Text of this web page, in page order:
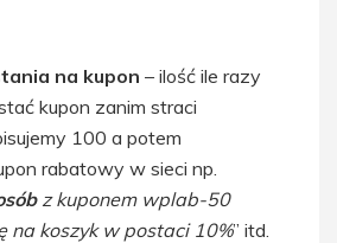
na kupon – ilość ile razy
kupon zanim straci
100 a potem
rabatowy w sieci np.
z kuponem wplab-50
na koszyk w postaci 10%” itd.